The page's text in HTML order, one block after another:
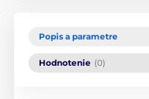
Popis a parametre
Hodnotenie (0)